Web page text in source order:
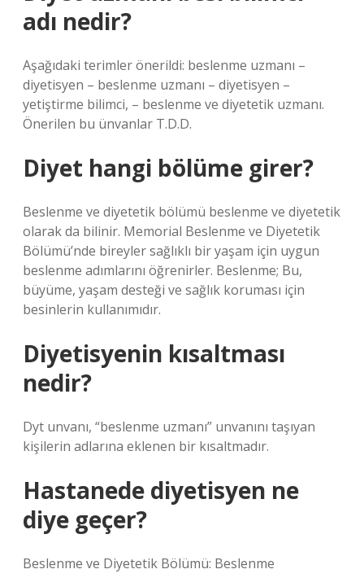
adı nedir?
Aşağıdaki terimler önerildi: beslenme uzmanı –
diyetisyen – beslenme uzmanı – diyetisyen – ​​
yetiştirme bilimci, – beslenme ve diyetetik uzmanı.
Önerilen bu ünvanlar T.D.D.
Diyet hangi bölüme girer?
Beslenme ve diyetetik bölümü beslenme ve diyetetik
olarak da bilinir. Memorial Beslenme ve Diyetetik
Bölümü’nde bireyler sağlıklı bir yaşam için uygun
beslenme adımlarını öğrenirler. Beslenme; Bu,
büyüme, yaşam desteği ve sağlık koruması için
besinlerin kullanımıdır.
Diyetisyenin kısaltması
nedir?
Dyt unvanı, “beslenme uzmanı” unvanını taşıyan
kişilerin adlarına eklenen bir kısaltmadır.
Hastanede diyetisyen ne
diye geçer?
Beslenme ve Diyetetik Bölümü: Beslenme